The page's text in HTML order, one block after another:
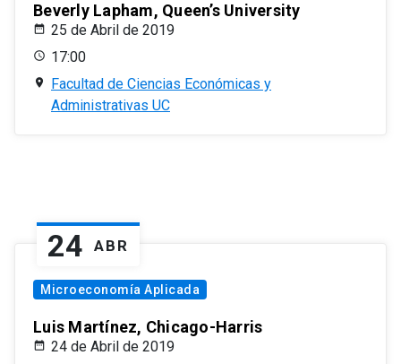
Beverly Lapham, Queen’s University
25 de Abril de 2019
17:00
Facultad de Ciencias Económicas y
Administrativas UC
24 ABR
Microeconomía Aplicada
Luis Martínez, Chicago-Harris
24 de Abril de 2019